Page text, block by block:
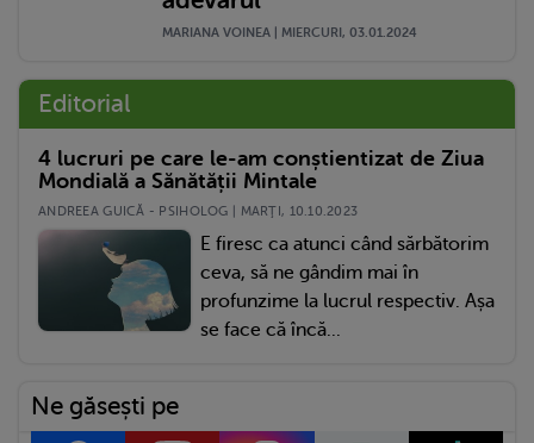
MARIANA VOINEA | MIERCURI, 03.01.2024
Editorial
4 lucruri pe care le-am conștientizat de Ziua
Mondială a Sănătății Mintale
ANDREEA GUICĂ - PSIHOLOG | MARŢI, 10.10.2023
E firesc ca atunci când sărbătorim
ceva, să ne gândim mai în
profunzime la lucrul respectiv. Așa
se face că încă...
Ne găsești pe